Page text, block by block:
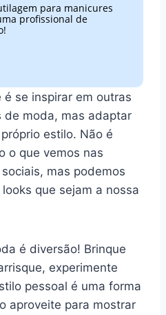
para manicures
profissional de
se inspirar em outras
de moda, mas adaptar
estilo. Não é
o que vemos nas
mas podemos
que sejam a nossa
é diversão! Brinque
experimente
pessoal é uma forma
aproveite para mostrar